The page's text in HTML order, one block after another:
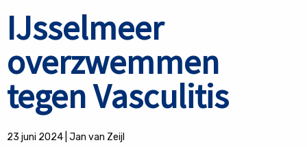
IJsselmeer
overzwemmen
tegen Vasculitis
23 juni 2024 Jan van Zeijl